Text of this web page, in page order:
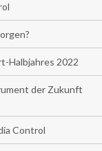
Halbjahres 2022
der Zukunft
Control